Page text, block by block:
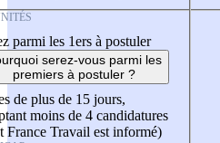
parmi les 1ers à postuler
serez-vous parmi les
premiers à postuler ?
de plus de 15 jours,
moins de 4 candidatures
France Travail est informé)